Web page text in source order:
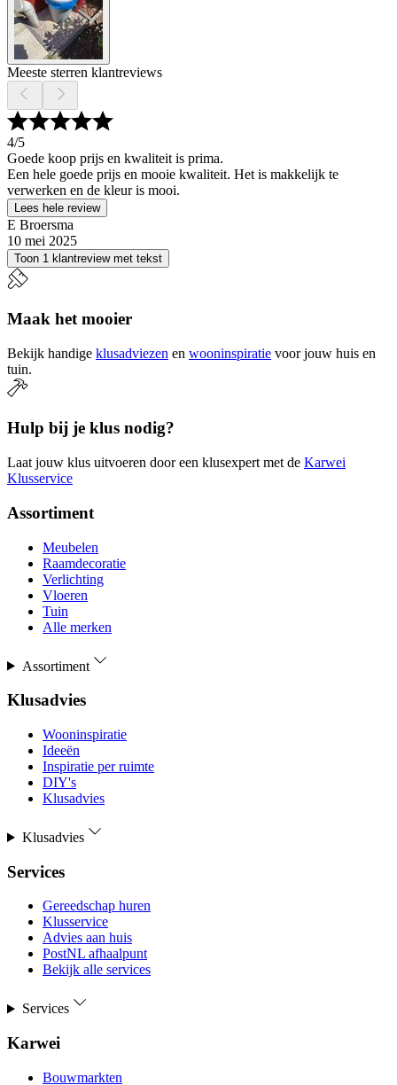
Meeste sterren klantreviews
4/5
Goede koop prijs en kwaliteit is prima.
Een hele goede prijs en mooie kwaliteit. Het is makkelijk te
verwerken en de kleur is mooi.
Lees hele review
E Broersma
10 mei 2025
Toon 1 klantreview met tekst
Maak het mooier
Bekijk handige klusadviezen en wooninspiratie voor jouw huis en
tuin.
Hulp bij je klus nodig?
Laat jouw klus uitvoeren door een klusexpert met de Karwei
Klusservice
Assortiment
Meubelen
Raamdecoratie
Verlichting
Vloeren
Tuin
Alle merken
Assortiment
Klusadvies
Wooninspiratie
Ideeën
Inspiratie per ruimte
DIY's
Klusadvies
Klusadvies
Services
Gereedschap huren
Klusservice
Advies aan huis
PostNL afhaalpunt
Bekijk alle services
Services
Karwei
Bouwmarkten